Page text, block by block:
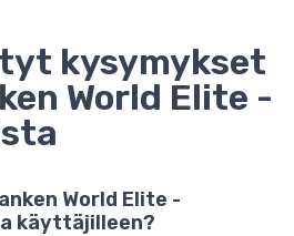
kysymykset
World Elite -
World Elite -
käyttäjilleen?